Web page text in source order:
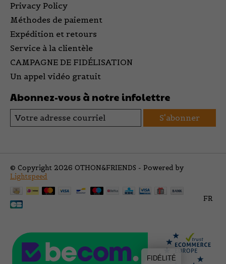
Privacy Policy
Méthodes de paiement
Expédition et retours
Service à la clientèle
CAMPAGNE DE FIDÉLISATION
Un appel vidéo gratuit
Abonnez-vous à notre infolettre
S'abonner
© Copyright 2026 OTHON&FRIENDS - Powered by
Lightspeed
FR
FIDÉLITÉ